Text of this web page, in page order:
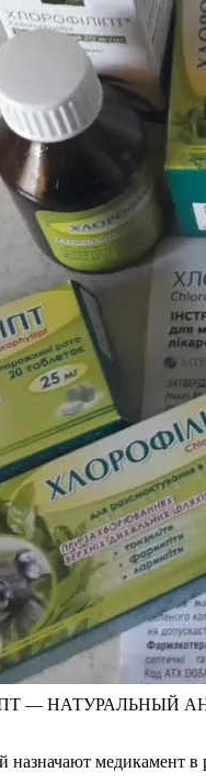
— НАТУРАЛЬНЫЙ
назначают медикамент в